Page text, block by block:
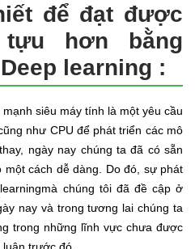
để đạt được
tựu hơn bằng
learning :
siêu máy tính là một yêu cầu
như CPU để phát triển các mô
ngày nay chúng ta đã có sẵn
một cách dễ dàng. Do đó, sự phát
chúng tôi đã đề cập ở
nay và trong tương lai chúng ta
trong những lĩnh vực chưa được
trước đó.